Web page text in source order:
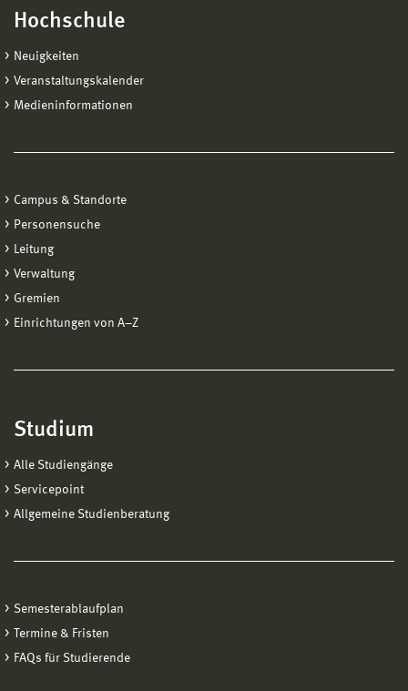
Hochschule
Neuigkeiten
Veranstaltungskalender
Medieninformationen
Campus & Standorte
Personensuche
Leitung
Verwaltung
Gremien
Einrichtungen von A−Z
Studium
Alle Studiengänge
Servicepoint
Allgemeine Studienberatung
Semesterablaufplan
Termine & Fristen
FAQs für Studierende